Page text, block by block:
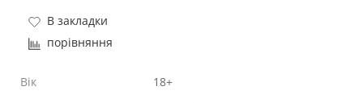
В закладки
порівняння
Вік
18+